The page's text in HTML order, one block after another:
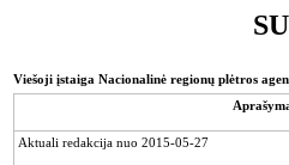
Viešoji įstaiga Nacionalinė regionų plėtros
Aktuali redakcija nuo 2015-05-27